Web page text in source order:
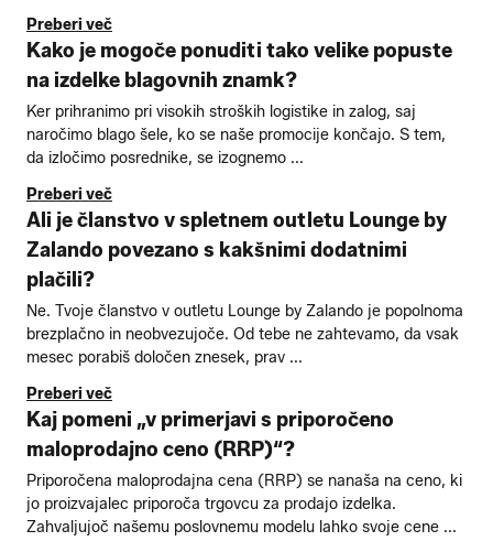
Preberi več
Kako je mogoče ponuditi tako velike popuste
na izdelke blagovnih znamk?
Ker prihranimo pri visokih stroških logistike in zalog, saj
naročimo blago šele, ko se naše promocije končajo. S tem,
da izločimo posrednike, se izognemo ...
Preberi več
Ali je članstvo v spletnem outletu Lounge by
Zalando povezano s kakšnimi dodatnimi
plačili?
Ne. Tvoje članstvo v outletu Lounge by Zalando je popolnoma
brezplačno in neobvezujoče. Od tebe ne zahtevamo, da vsak
mesec porabiš določen znesek, prav ...
Preberi več
Kaj pomeni „v primerjavi s priporočeno
maloprodajno ceno (RRP)“?
Priporočena maloprodajna cena (RRP) se nanaša na ceno, ki
jo proizvajalec priporoča trgovcu za prodajo izdelka.
Zahvaljujoč našemu poslovnemu modelu lahko svoje cene ...